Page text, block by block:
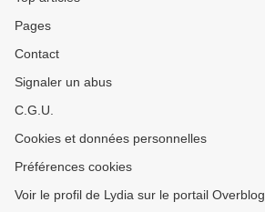
Pages
Contact
Signaler un abus
C.G.U.
Cookies et données personnelles
Préférences cookies
Voir le profil de Lydia sur le portail Overblog